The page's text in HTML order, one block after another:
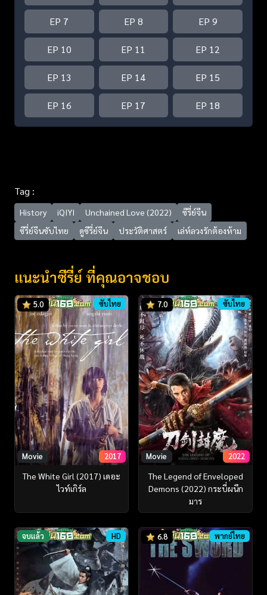
EP 7 EP 8 EP 9
EP 10 EP 11 EP 12
EP 13 EP 14 EP 15
EP 16 EP 17 EP 18
Tag :
History iQIYI Unchained Love (2022)
ซีรี่ย์จีน
ซีรี่ย์จีนซับไทย
ดูซีรี่ย์จีน ประวัติศาสตร์ เล่ห์ลวงรักต้องห้าม
แนะนำซีรี่ย์ ที่คุณอาจชอบ
5.0 ซับไทย
Movie 2017
The White Girl (2017) เดอะ
ไวท์เกิร์ล
7.0 ซับไทย
Movie 2022
The Legend of Enveloped
Demons (2022) กระบี่ผนึก
มาร
จบแล้ว HD 6.8 พากย์ไทย